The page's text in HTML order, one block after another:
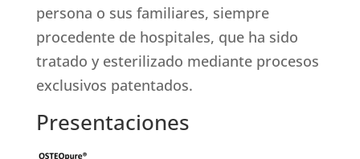
persona o sus familiares, siempre
procedente de hospitales, que ha sido
tratado y esterilizado mediante procesos
exclusivos patentados.
Presentaciones